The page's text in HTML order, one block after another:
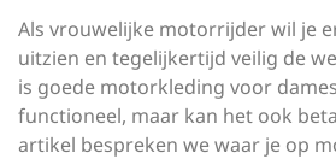
Als vrouwelijke motorrijder wil je
uitzien en tegelijkertijd veilig de
is goede motorkleding voor
functioneel, maar kan het ook
artikel bespreken we waar je op